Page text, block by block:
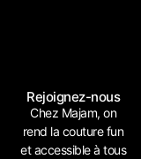
Rejoignez-nous
Chez Majam, on
rend la couture fun
et accessible à tous